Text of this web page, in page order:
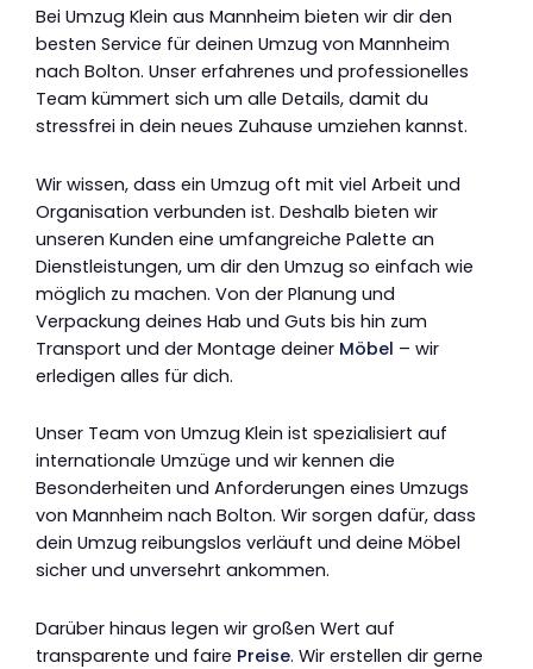
Bei Umzug Klein aus Mannheim bieten wir dir den
besten Service für deinen Umzug von Mannheim
nach Bolton. Unser erfahrenes und professionelles
Team kümmert sich um alle Details, damit du
stressfrei in dein neues Zuhause umziehen kannst.
Wir wissen, dass ein Umzug oft mit viel Arbeit und
Organisation verbunden ist. Deshalb bieten wir
unseren Kunden eine umfangreiche Palette an
Dienstleistungen, um dir den Umzug so einfach wie
möglich zu machen. Von der Planung und
Verpackung deines Hab und Guts bis hin zum
Transport und der Montage deiner Möbel – wir
erledigen alles für dich.
Unser Team von Umzug Klein ist spezialisiert auf
internationale Umzüge und wir kennen die
Besonderheiten und Anforderungen eines Umzugs
von Mannheim nach Bolton. Wir sorgen dafür, dass
dein Umzug reibungslos verläuft und deine Möbel
sicher und unversehrt ankommen.
Darüber hinaus legen wir großen Wert auf
transparente und faire Preise. Wir erstellen dir gerne